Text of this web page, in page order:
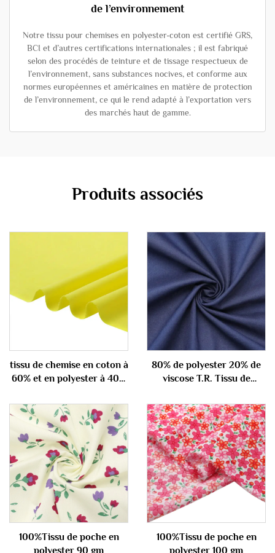
de l’environnement
Notre tissu pour chemises en polyester-coton est certifié GRS,
BCI et d’autres certifications internationales ; il est fabriqué
selon des procédés de teinture et de tissage respectueux de
l’environnement, sans substances nocives, et conforme aux
normes européennes et américaines en matière de protection
de l’environnement, ce qui le rend adapté à l’exportation vers
des marchés haut de gamme.
Produits associés
tissu de chemise en coton à
60% et en polyester à 40%
80% de polyester 20% de
viscose T.R. Tissu de
100%Tissu de poche en
polyester 90 gm
100%Tissu de poche en
polyester 100 gm